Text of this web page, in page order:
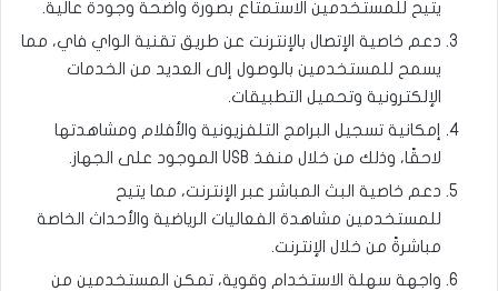
يتيح للمستخدمين الاستمتاع بصورة واضحة وجودة عالية.
دعم خاصية الإتصال بالإنترنت عن طريق تقنية الواي فاي، مما
يسمح للمستخدمين بالوصول إلى العديد من الخدمات
الإلكترونية وتحميل التطبيقات.
إمكانية تسجيل البرامج التلفزيونية والأفلام ومشاهدتها
لاحقًا، وذلك من خلال منفذ USB الموجود على الجهاز.
دعم خاصية البث المباشر عبر الإنترنت، مما يتيح
للمستخدمين مشاهدة الفعاليات الرياضية والأحداث الخاصة
مباشرةً من خلال الإنترنت.
واجهة سهلة الاستخدام وقوية، تمكن المستخدمين من